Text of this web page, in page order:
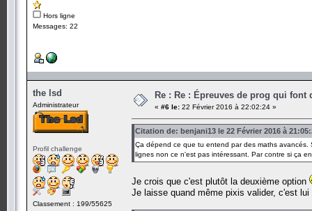
Hors ligne
Messages: 22
the lsd
Administrateur
Profil challenge
Classement : 199/55625
Re : Re : Épreuves de prog qui
« #6 le: 22 Février 2016 à 22:02:24 »
Citation de: benjani13 le 22 Février 2016 à
Ça dépend ce que tu entend par des maths
lignes non ce n'est pas intéressant. Par contre si ça
Je crois que c'est plutôt la deuxième option
Je laisse quand même pixis valider, c'est